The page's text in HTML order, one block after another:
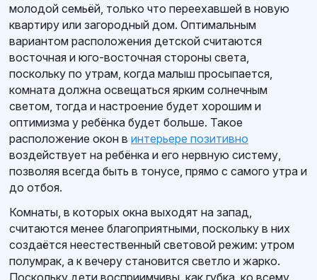
молодой семьёй, только что переехавшей в новую
квартиру или загородный дом. Оптимальным
вариантом расположения детской считаются
восточная и юго-восточная стороны света,
поскольку по утрам, когда малыш просыпается,
комната должна освещаться ярким солнечным
светом, тогда и настроение будет хорошим и
оптимизма у ребёнка будет больше. Такое
расположение окон в интерьере позитивно
воздействует на ребёнка и его нервную систему,
позволяя всегда быть в тонусе, прямо с самого утра и
до отбоя.
Комнаты, в которых окна выходят на запад,
считаются менее благоприятными, поскольку в них
создаётся неестественный световой режим: утром
полумрак, а к вечеру становится светло и жарко.
Поскольку дети восприимчивы, как губка, ко всему,